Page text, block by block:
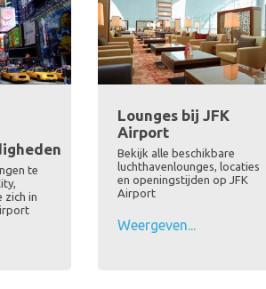
te
zich in
Lounges bij JFK
Airport
Bekijk alle beschikbare
luchthavenlounges, locaties
en openingstijden op JFK
Airport
Weergeven...